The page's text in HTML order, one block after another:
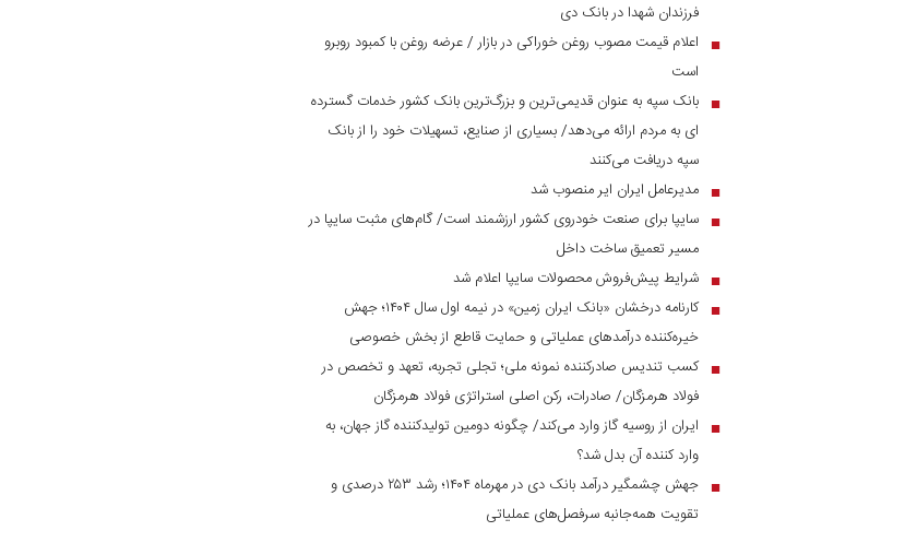
فرزندان شهدا در بانک دی
■
اعلام قیمت مصوب روغن خوراکی در بازار / عرضه روغن با کمبود روبرو
است
■ بانک سپه به عنوان قدیمی‌ترین و بزرگ‌ترین بانک کشور خدمات گسترده
ای به مردم ارائه می‌دهد/ بسیاری از صنایع، تسهیلات خود را از بانک
سپه دریافت می‌کنند
■ مدیرعامل ایران ایر منصوب شد
■ سایپا برای صنعت خودروی کشور ارزشمند است/ گام‌های مثبت سایپا در
مسیر تعمیق ساخت داخل
■ شرایط پیش‌فروش محصولات سایپا اعلام شد
■
کارنامه درخشان «بانک ایران زمین» در نیمه اول سال ۱۴۰۴؛ جهش
خیره‌کننده درآمد‌های عملیاتی و حمایت قاطع از بخش خصوصی
■ کسب تندیس صادرکننده نمونه ملی؛ تجلی تجربه، تعهد و تخصص در
فولاد هرمزگان/ صادرات، رکن اصلی استراتژی فولاد هرمزگان
■
ایران از روسیه گاز وارد می‌کند/ چگونه دومین تولیدکننده گاز جهان، به
وارد کننده آن بدل شد؟
■
جهش چشمگیر درآمد بانک دی در مهرماه ۱۴۰۴؛ رشد ۲۵۳ درصدی و
تقویت همه‌جانبه سرفصل‌های عملیاتی